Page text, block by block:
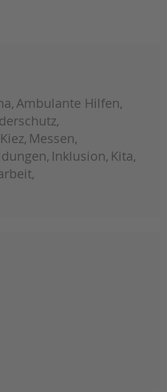
Ambulante Hilfen
Messen
Inklusion Kita